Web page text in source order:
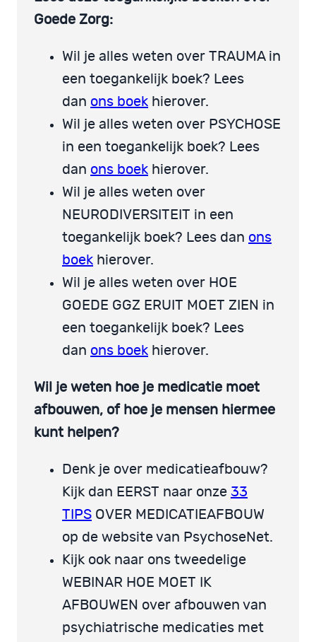
Goede Zorg:
Wil je alles weten over TRAUMA in
een toegankelijk boek? Lees
dan ons boek hierover.
Wil je alles weten over PSYCHOSE
in een toegankelijk boek? Lees
dan ons boek hierover.
Wil je alles weten over
NEURODIVERSITEIT in een
toegankelijk boek? Lees dan ons
boek hierover.
Wil je alles weten over HOE
GOEDE GGZ ERUIT MOET ZIEN in
een toegankelijk boek? Lees
dan ons boek hierover.
Wil je weten hoe je medicatie moet
afbouwen, of hoe je mensen hiermee
kunt helpen?
Denk je over medicatieafbouw?
Kijk dan EERST naar onze 33
TIPS OVER MEDICATIEAFBOUW
op de website van PsychoseNet.
Kijk ook naar ons tweedelige
WEBINAR HOE MOET IK
AFBOUWEN over afbouwen van
psychiatrische medicaties met